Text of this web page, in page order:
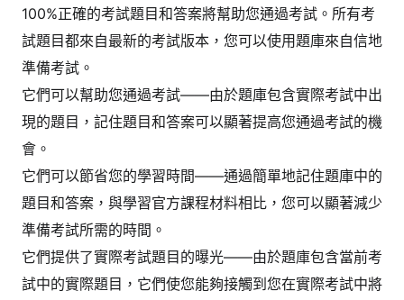
100%正確的考試題目和答案將幫助您通過考試。所有考
試題目都來自最新的考試版本，您可以使用題庫來自信地
準備考試。
它們可以幫助您通過考試——由於題庫包含實際考試中出
現的題目，記住題目和答案可以顯著提高您通過考試的機
會。
它們可以節省您的學習時間——通過簡單地記住題庫中的
題目和答案，與學習官方課程材料相比，您可以顯著減少
準備考試所需的時間。
它們提供了實際考試題目的曝光——由於題庫包含當前考
試中的實際題目，它們使您能夠接觸到您在實際考試中將